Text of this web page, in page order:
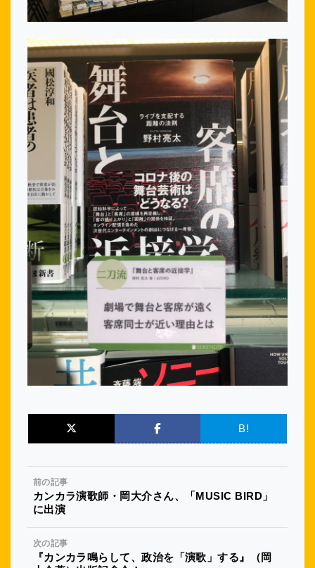
B!
前の記事
カンカラ演歌師・岡大介さん、「MUSIC BIRD」
に出演
次の記事
『カンカラ鳴らして、政治を「演歌」する』（岡